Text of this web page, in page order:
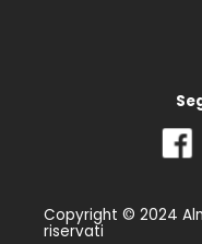
Copyright © 2024
riservati